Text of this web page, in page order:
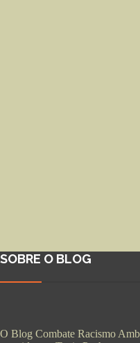
SOBRE O BLOG
O Blog Combate Racismo